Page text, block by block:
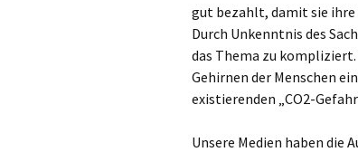
gut bezahlt, damit sie ihre
Durch Unkenntnis des
das Thema zu
Gehirnen der Menschen
existierenden „CO2-
Unsere Medien haben die